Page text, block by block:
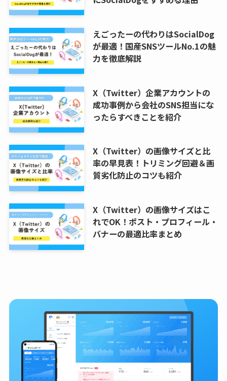
えごったーの代わりはSocialDog
が最適！国産SNSツールNo.1の魅
力を徹底解説
X（Twitter）企業アカウントの
成功事例から会社のSNS担当にな
ったらすべきことを紹介
X（Twitter）の画像サイズと比
率の早見表！トリミング回避＆画
質劣化防止のコツも紹介
X（Twitter）の画像サイズはこ
れでOK！ポスト・プロフィール・
バナーの最適比率まとめ